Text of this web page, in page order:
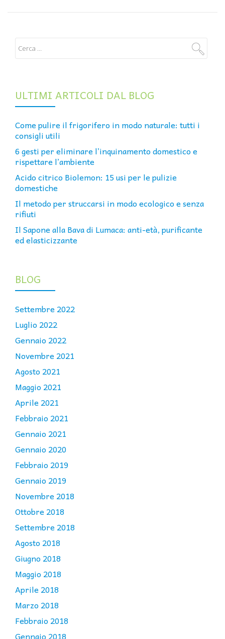
ULTIMI ARTICOLI DAL BLOG
Come pulire il frigorifero in modo naturale: tutti i
consigli utili
6 gesti per eliminare l’inquinamento domestico e
rispettare l’ambiente
Acido citrico Biolemon: 15 usi per le pulizie
domestiche
Il metodo per struccarsi in modo ecologico e senza
rifiuti
Il Sapone alla Bava di Lumaca: anti-età, purificante
ed elasticizzante
BLOG
Settembre 2022
Luglio 2022
Gennaio 2022
Novembre 2021
Agosto 2021
Maggio 2021
Aprile 2021
Febbraio 2021
Gennaio 2021
Gennaio 2020
Febbraio 2019
Gennaio 2019
Novembre 2018
Ottobre 2018
Settembre 2018
Agosto 2018
Giugno 2018
Maggio 2018
Aprile 2018
Marzo 2018
Febbraio 2018
Gennaio 2018